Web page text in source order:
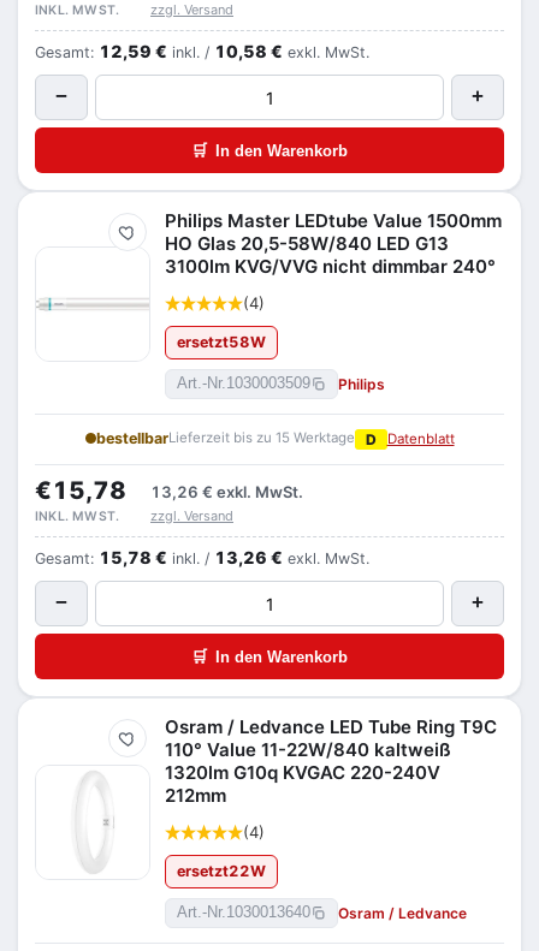
INKL. MWST. zzgl. Versand
Gesamt: 12,59 € inkl. / 10,58 € exkl. MwSt.
− +
🛒 In den Warenkorb
Merken
Philips Master LEDtube Value 1500mm
HO Glas 20,5-58W/840 LED G13
3100lm KVG/VVG nicht dimmbar 240°
(4)
ersetzt58W
Art.-Nr.1030003509 Philips
bestellbarLieferzeit bis zu 15 Werktage D Datenblatt
€15,78 13,26 € exkl. MwSt.
INKL. MWST. zzgl. Versand
Gesamt: 15,78 € inkl. / 13,26 € exkl. MwSt.
− +
🛒 In den Warenkorb
Merken
Osram / Ledvance LED Tube Ring T9C
110° Value 11-22W/840 kaltweiß
1320lm G10q KVGAC 220-240V
212mm
(4)
ersetzt22W
Art.-Nr.1030013640 Osram / Ledvance